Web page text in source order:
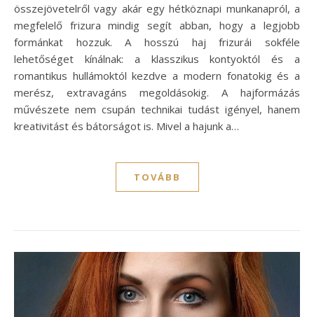
összejövetelről vagy akár egy hétköznapi munkanapról, a
megfelelő frizura mindig segít abban, hogy a legjobb
formánkat hozzuk. A hosszú haj frizurái sokféle
lehetőséget kínálnak: a klasszikus kontyoktól és a
romantikus hullámoktól kezdve a modern fonatokig és a
merész, extravagáns megoldásokig. A hajformázás
művészete nem csupán technikai tudást igényel, hanem
kreativitást és bátorságot is. Mivel a hajunk a…
TOVÁBB